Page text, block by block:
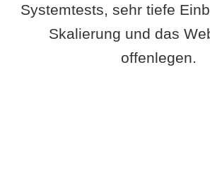
Systemtests, sehr tiefe
Skalierung und das
offenlegen.